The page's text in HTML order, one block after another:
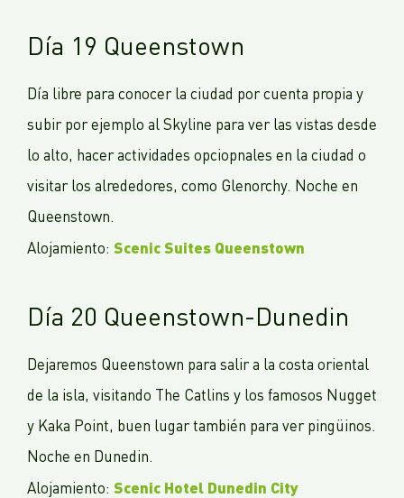
Día 19 Queenstown
Día libre para conocer la ciudad por cuenta propia y
subir por ejemplo al Skyline para ver las vistas desde
lo alto, hacer actividades opciopnales en la ciudad o
visitar los alrededores, como Glenorchy. Noche en
Queenstown.
Alojamiento: Scenic Suites Queenstown
Día 20 Queenstown-Dunedin
Dejaremos Queenstown para salir a la costa oriental
de la isla, visitando The Catlins y los famosos Nugget
y Kaka Point, buen lugar también para ver pingüinos.
Noche en Dunedin.
Alojamiento: Scenic Hotel Dunedin City